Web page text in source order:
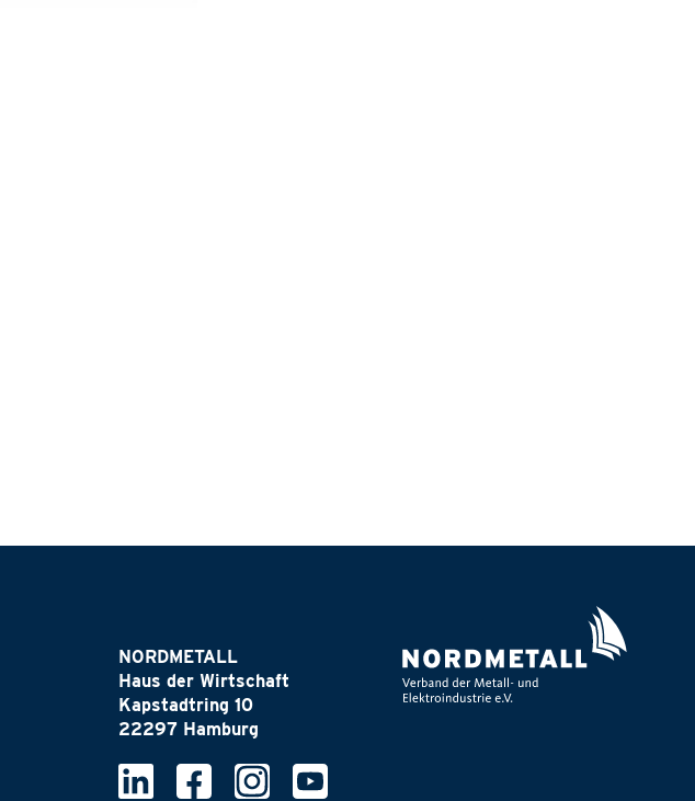
NORDMETALL
Haus der Wirtschaft
Kapstadtring 10
22297 Hamburg